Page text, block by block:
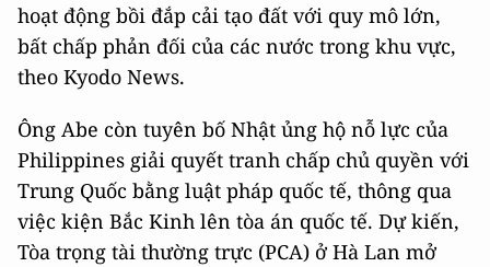
hoạt động bồi đắp cải tạo đất với quy mô lớn,
bất chấp phản đối của các nước trong khu vực,
theo Kyodo News.
Ông Abe còn tuyên bố Nhật ủng hộ nỗ lực của
Philippines giải quyết tranh chấp chủ quyền với
Trung Quốc bằng luật pháp quốc tế, thông qua
việc kiện Bắc Kinh lên tòa án quốc tế. Dự kiến,
Tòa trọng tài thường trực (PCA) ở Hà Lan mở